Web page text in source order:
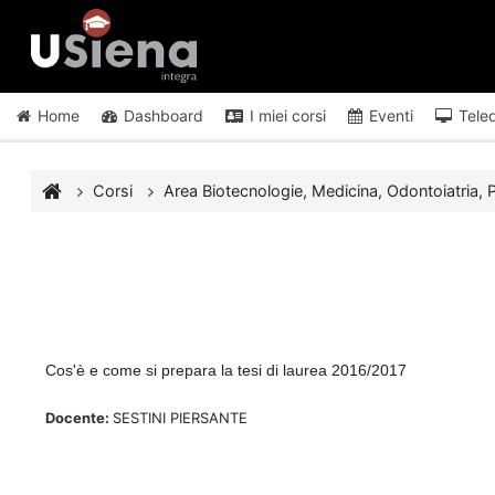
Vai al contenuto principale
Home Dashboard I miei corsi Eventi
Corsi Area Biotecnologie, Medicina, Odontoiatria,
Cos'è e come si prepara la tesi di laurea 2016/2017
Docente: SESTINI PIERSANTE